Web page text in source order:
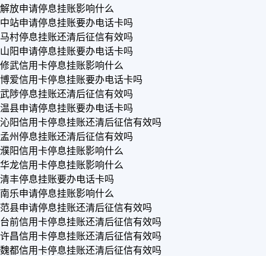
解放申请停息挂账影响什么
中站申请停息挂账要办电话卡吗
马村停息挂账还清后征信有效吗
山阳申请停息挂账要办电话卡吗
修武信用卡停息挂账影响什么
博爱信用卡停息挂账要办电话卡吗
武陟停息挂账还清后征信有效吗
温县申请停息挂账要办电话卡吗
沁阳信用卡停息挂账还清后征信有效吗
孟州停息挂账还清后征信有效吗
濮阳信用卡停息挂账影响什么
华龙信用卡停息挂账影响什么
清丰停息挂账要办电话卡吗
南乐申请停息挂账影响什么
范县申请停息挂账还清后征信有效吗
台前信用卡停息挂账还清后征信有效吗
许昌信用卡停息挂账还清后征信有效吗
魏都信用卡停息挂账还清后征信有效吗